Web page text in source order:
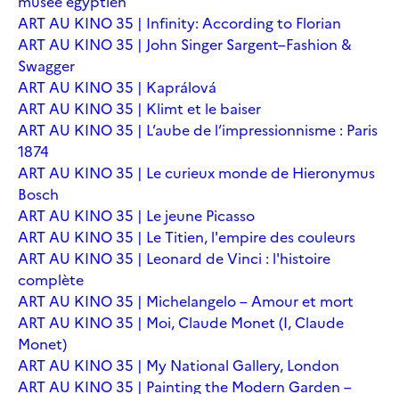
ART AU KINO 35 | Infinity: According to Florian
ART AU KINO 35 | John Singer Sargent–Fashion &
Swagger
ART AU KINO 35 | Kaprálová
ART AU KINO 35 | Klimt et le baiser
ART AU KINO 35 | L’aube de l’impressionnisme : Paris
1874
ART AU KINO 35 | Le curieux monde de Hieronymus
Bosch
ART AU KINO 35 | Le jeune Picasso
ART AU KINO 35 | Le Titien, l'empire des couleurs
ART AU KINO 35 | Leonard de Vinci : l'histoire
complète
ART AU KINO 35 | Michelangelo – Amour et mort
ART AU KINO 35 | Moi, Claude Monet (I, Claude
Monet)
ART AU KINO 35 | My National Gallery, London
ART AU KINO 35 | Painting the Modern Garden –